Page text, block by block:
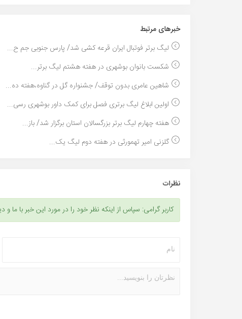
خبر‌های مرتبط
لیگ برتر فوتبال ایران قرعه کشی شد/ پارس جنوبی جم ح...
شکست بانوان بوشهری در هفته هشتم لیگ برتر...
شاهین عامری بدون توقف/ جشنواره گل در گناوه،هفته ده...
اولین ابلاغ لیگ برتری فصل برای کمک داور بوشهری رسی...
هفته چهارم لیگ برتر بزرگسالان استان برگزار شد/ باز...
گلزنی امیر تهمورثی در هفته دوم لیگ یک...
نظرات
کاربر گرامی: سپاس از اینکه نظر خود را در مورد این خبر با ما و